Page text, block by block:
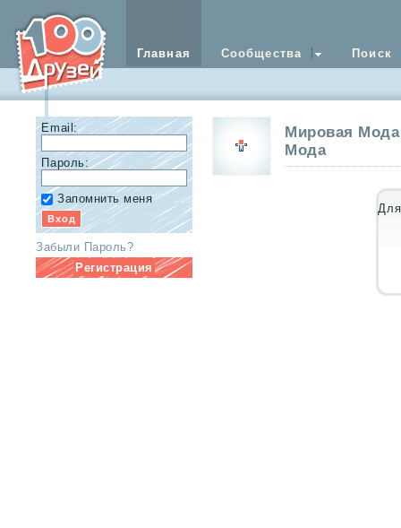
Главная Сообщества Поиск
Мировая Мода
Мода
Email:
Пароль:
Запомнить меня
Забыли Пароль?
Регистрация